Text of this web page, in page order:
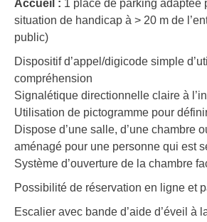
Accueil : 1 place de parking adaptée
situation de handicap à > 20 m de
public)
Dispositif d’appel/digicode simple
compréhension
Signalétique directionnelle claire à
Utilisation de pictogramme pour
Dispose d’une salle, d’une chambre
aménagé pour une personne qui est
Système d’ouverture de la chambre
Possibilité de réservation en ligne et
Escalier avec bande d’aide d’éveil à